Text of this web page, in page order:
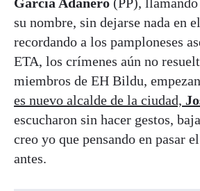
su nombre, sin dejarse nada en
recordando a los pamploneses
ETA, los crímenes aún no
miembros de EH Bildu,
es nuevo alcalde de la ciudad,
escucharon sin hacer gestos,
creo yo que pensando en pasar
antes.